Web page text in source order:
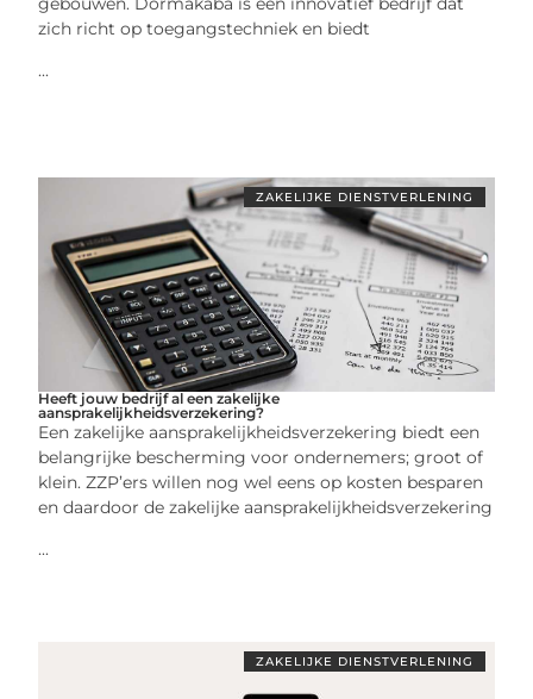
zich richt op toegangstechniek en biedt
...
ZAKELIJKE DIENSTVERLENING
Heeft jouw bedrijf al een zakelijke
aansprakelijkheidsverzekering?
Een zakelijke aansprakelijkheidsverzekering biedt een
belangrijke bescherming voor ondernemers; groot of
klein. ZZP’ers willen nog wel eens op kosten besparen
en daardoor de zakelijke aansprakelijkheidsverzekering
...
ZAKELIJKE DIENSTVERLENING